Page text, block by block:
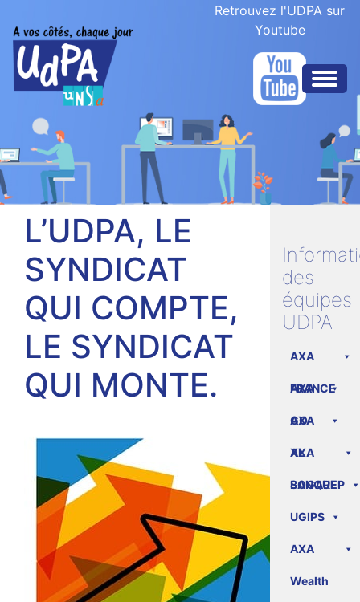
Retrouvez l'UDPA sur
Youtube
L’UDPA, LE
SYNDICAT
QUI COMPTE,
LE SYNDICAT
QUI MONTE.
des
équipes
UDPA
AXA
FRANCE
AXA
GO
AXA
XL
AXA
BANQUE
SOGAREP
UGIPS
AXA
Wealth